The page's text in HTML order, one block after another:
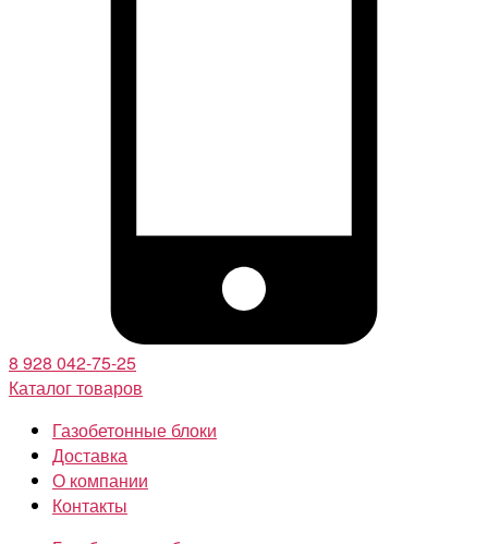
8 928 042-75-25
Каталог товаров
Газобетонные блоки
Доставка
О компании
Контакты